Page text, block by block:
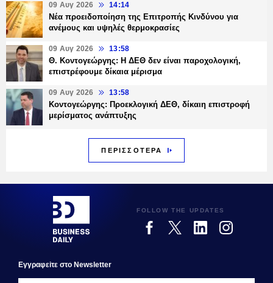
09 Αυγ 2026 14:14
Νέα προειδοποίηση της Επιτροπής Κινδύνου για
ανέμους και υψηλές θερμοκρασίες
09 Αυγ 2026 13:58
Θ. Κοντογεώργης: Η ΔΕΘ δεν είναι παροχολογική,
επιστρέφουμε δίκαια μέρισμα
09 Αυγ 2026 13:58
Κοντογεώργης: Προεκλογική ΔΕΘ, δίκαιη επιστροφή
μερίσματος ανάπτυξης
ΠΕΡΙΣΣΟΤΕΡΑ
FOLLOW THE UPDATES
Εγγραφεiτε στο Newsletter